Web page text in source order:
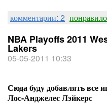
комментарии: 2
NBA Playoffs 2011
Lakers
05-05-2011 10:33
Сюда буду добавлять все
Лос-Анджелес Лэйкерс